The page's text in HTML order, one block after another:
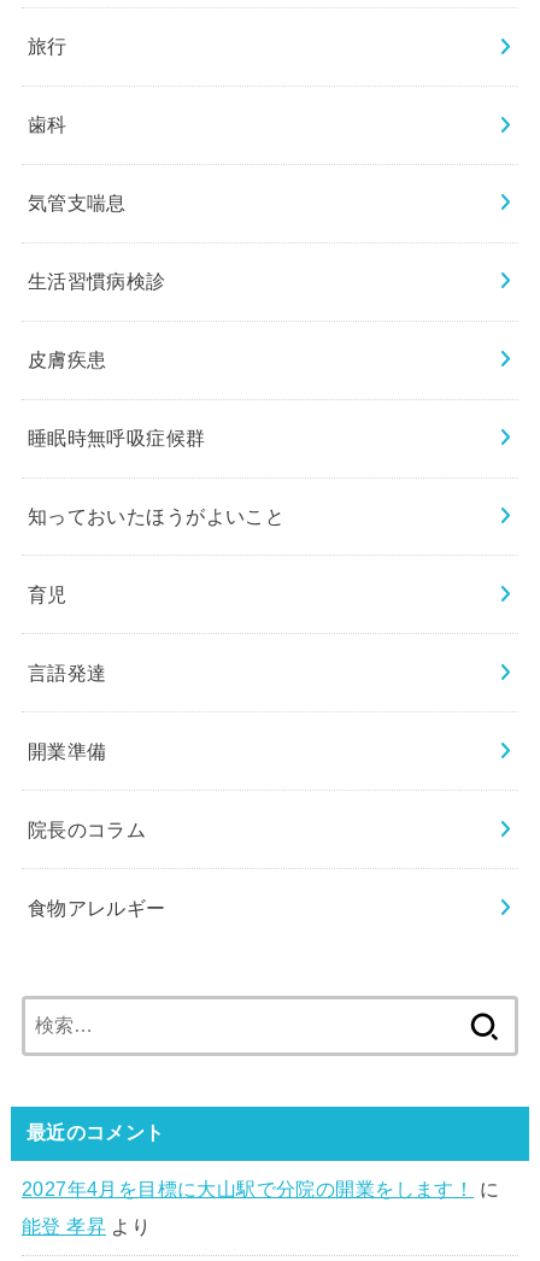
旅行
歯科
気管支喘息
生活習慣病検診
皮膚疾患
睡眠時無呼吸症候群
知っておいたほうがよいこと
育児
言語発達
開業準備
院長のコラム
食物アレルギー
索:
最近のコメント
2027年4月を目標に大山駅で分院の開業をします！
に
能登 孝昇より